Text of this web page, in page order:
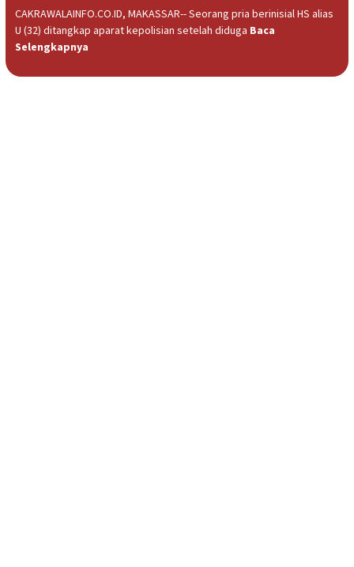
CAKRAWALAINFO.CO.ID, MAKASSAR-- Seorang pria berinisial HS alias
U (32) ditangkap aparat kepolisian setelah diduga Baca
Selengkapnya